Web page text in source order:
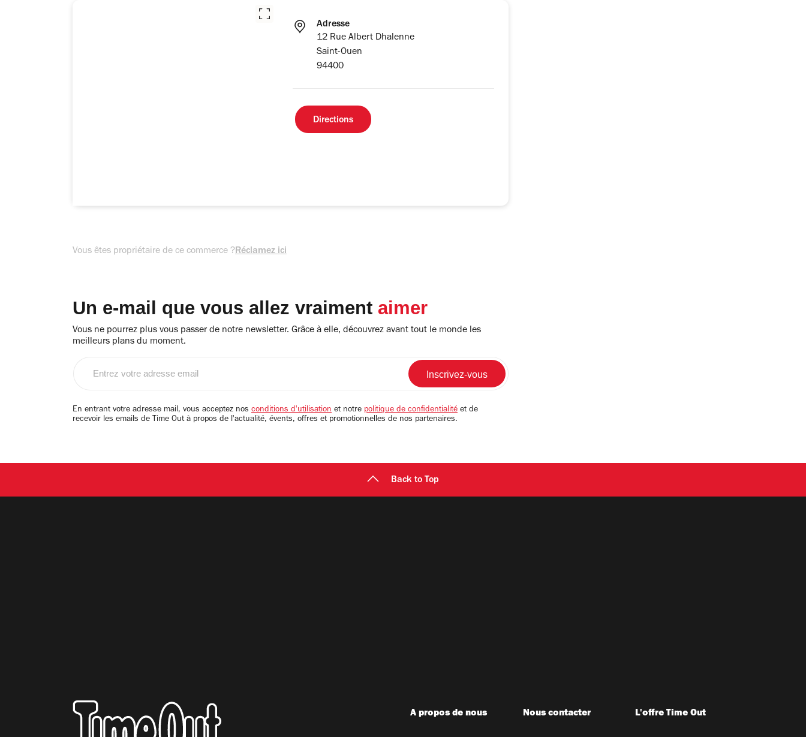
Adresse
12 Rue Albert Dhalenne
Saint-Ouen
94400
Directions
Vous êtes propriétaire de ce commerce ?Réclamez ici
Un e-mail que vous allez vraiment aimer
Vous ne pourrez plus vous passer de notre newsletter. Grâce à elle, découvrez avant tout le monde les
meilleurs plans du moment.
email
En entrant votre adresse mail, vous acceptez nos conditions d'utilisation et notre politique de confidentialité et de
recevoir les emails de Time Out à propos de l'actualité, évents, offres et promotionnelles de nos partenaires.
Back to Top
A propos de nous Nous contacter L'offre Time Out